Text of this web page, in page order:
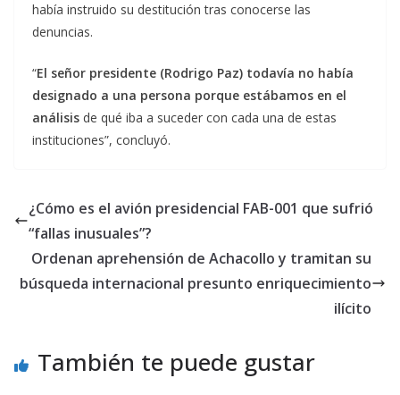
había instruido su destitución tras conocerse las
denuncias.
“El señor presidente (Rodrigo Paz) todavía no había
designado a una persona porque estábamos en el
análisis de qué iba a suceder con cada una de estas
instituciones”, concluyó.
¿Cómo es el avión presidencial FAB-001 que sufrió
“fallas inusuales”?
Ordenan aprehensión de Achacollo y tramitan su
búsqueda internacional presunto enriquecimiento
ilícito
También te puede gustar